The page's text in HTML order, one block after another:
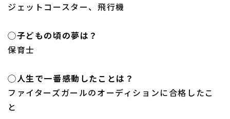
ジェットコースター、飛行機
◯子どもの頃の夢は？
保育士
◯人生で一番感動したことは？
ファイターズガールのオーディションに合格したこ
と